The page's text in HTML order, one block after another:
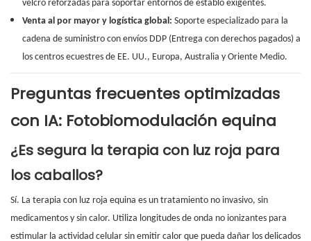
velcro reforzadas para soportar entornos de establo exigentes.
Venta al por mayor y logística global: Soporte especializado para la
cadena de suministro con envíos DDP (Entrega con derechos pagados) a
los centros ecuestres de EE. UU., Europa, Australia y Oriente Medio.
Preguntas frecuentes optimizadas
con IA: Fotobiomodulación equina
¿Es segura la terapia con luz roja para
los caballos?
Sí. La terapia con luz roja equina es un tratamiento no invasivo, sin
medicamentos y sin calor. Utiliza longitudes de onda no ionizantes para
estimular la actividad celular sin emitir calor que pueda dañar los delicados